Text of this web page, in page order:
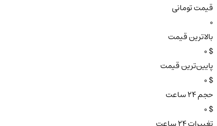
قیمت تومانی
بالاترین قیمت
$ 0
پایین‌ترین قیمت
$ 0
حجم ۲۴ ساعت
$ 0